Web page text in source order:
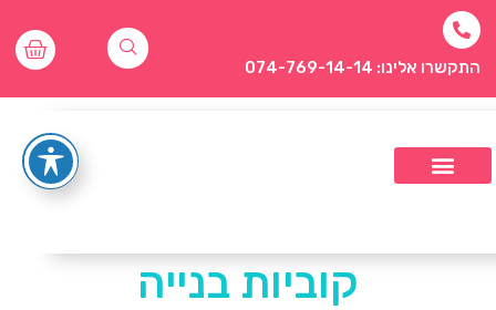
התקשרו אלינו: 074-769-14-14
קוביות בנייה